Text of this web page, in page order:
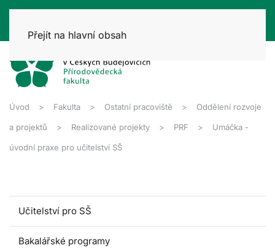
Přejít na hlavní obsah
Úvod Fakulta Ostatní pracoviště Oddělení rozvoje
a projektů Realizované projekty PRF Umáčka -
úvodní praxe pro učitelství SŠ
Učitelství pro SŠ
Bakalářské programy